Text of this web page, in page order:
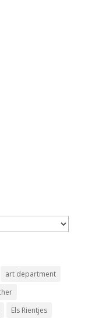
art department
Els Rientjes